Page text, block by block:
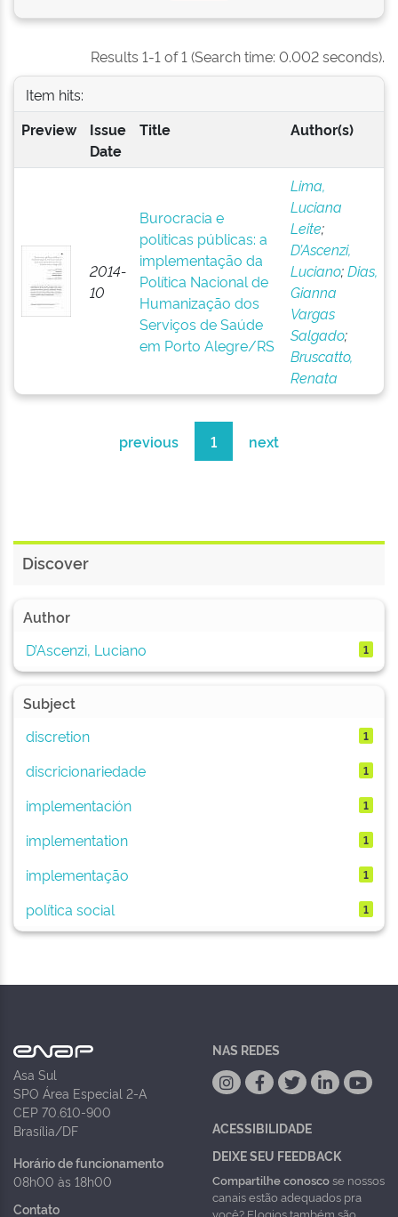
Results 1-1 of 1 (Search time: 0.002 seconds).
Item hits:
Preview
Issue
Date
Title Author(s)
2014-
10
Burocracia e
políticas públicas: a
implementação da
Política Nacional de
Humanização dos
Serviços de Saúde
em Porto Alegre/RS
Lima,
Luciana
Leite;
D’Ascenzi,
Luciano;Dias,
Gianna
Vargas
Salgado;
Bruscatto,
Renata
previous 1 next
Discover
Author
D’Ascenzi, Luciano
1
Subject
discretion
1
discricionariedade 1
implementación 1
implementation 1
implementação 1
política social 1
Asa Sul
SPO Área Especial 2-A
CEP 70.610-900
Brasília/DF
Horário de funcionamento
08h00 às 18h00
Contato
NAS REDES
ACESSIBILIDADE
DEIXE SEU FEEDBACK
Compartilhe conoscose nossos
canais estão adequados pra
você? Elogios também são